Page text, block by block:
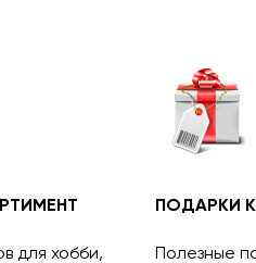
для хобби,
ПОДАРКИ
Полезные